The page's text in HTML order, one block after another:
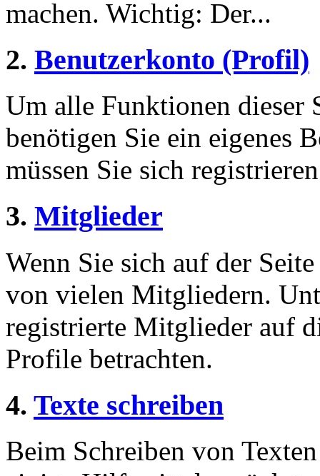
machen. Wichtig: Der...
2. Benutzerkonto (Profil)
Um alle Funktionen dieser
benötigen Sie ein eigenes
müssen Sie sich
3. Mitglieder
Wenn Sie sich auf der
von vielen Mitgliedern.
registrierte Mitglieder auf
Profile betrachten.
4. Texte schreiben
Beim Schreiben von